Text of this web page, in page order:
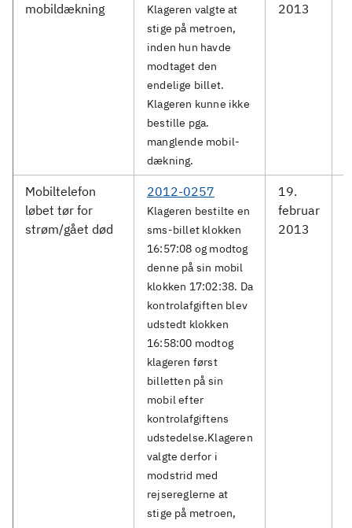
mobildækning
Klageren valgte at
stige på metroen,
inden hun havde
modtaget den
endelige billet.
Klageren kunne ikke
bestille pga.
manglende mobil-
dækning.
2013
Mobiltelefon
løbet tør for
strøm/gået død
2012-0257
Klageren bestilte en
sms-billet klokken
16:57:08 og modtog
denne på sin mobil
klokken 17:02:38. Da
kontrolafgiften blev
udstedt klokken
16:58:00 modtog
klageren først
billetten på sin
mobil efter
kontrolafgiftens
udstedelse.Klageren
valgte derfor i
modstrid med
rejsereglerne at
stige på metroen,
19.
februar
2013